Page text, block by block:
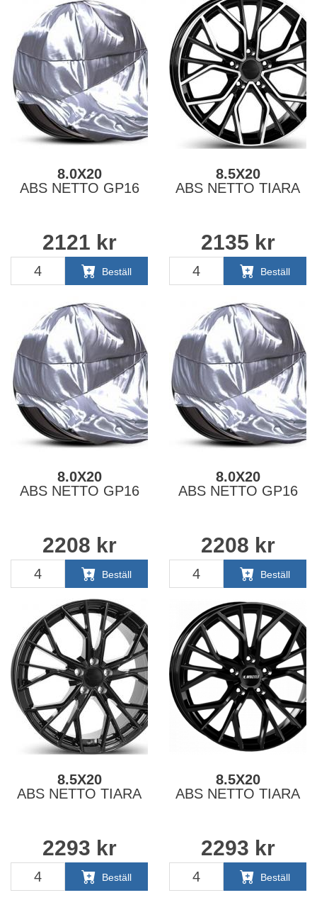
8.0X20
ABS NETTO GP16
2121 kr
Beställ
8.5X20
ABS NETTO TIARA
2135 kr
Beställ
8.0X20
ABS NETTO GP16
2208 kr
Beställ
8.0X20
ABS NETTO GP16
2208 kr
Beställ
8.5X20
ABS NETTO TIARA
2293 kr
Beställ
8.5X20
ABS NETTO TIARA
2293 kr
Beställ